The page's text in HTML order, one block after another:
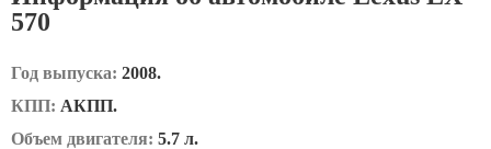
570
Год выпуска: 2008.
КПП: АКПП.
Объем двигателя: 5.7 л.